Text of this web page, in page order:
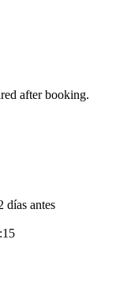
after booking.
días antes